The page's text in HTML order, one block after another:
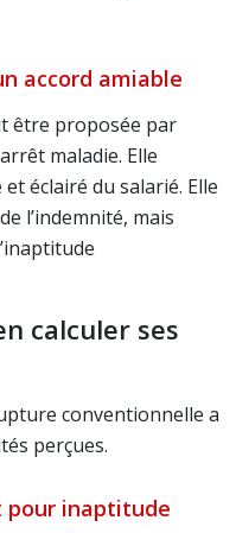
accord amiable
être proposée par
maladie. Elle
éclairé du salarié. Elle
l’indemnité, mais
calculer ses
conventionnelle a
perçues.
pour inaptitude